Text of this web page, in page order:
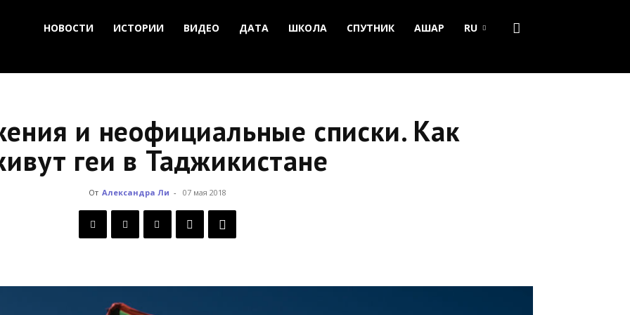
НОВОСТИ ИСТОРИИ ВИДЕО ДАТА ШКОЛА СПУТНИК АШАР RU
и неофициальные списки. Как
геи в Таджикистане
От Александра Ли - 07 мая 2018